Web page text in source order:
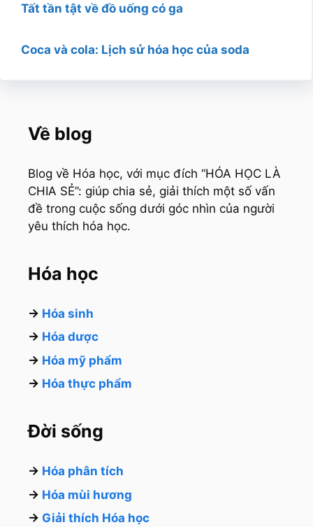
Tất tần tật về đồ uống có ga
Coca và cola: Lịch sử hóa học của soda
Về blog
Blog về Hóa học, với mục đích “HÓA HỌC LÀ
CHIA SẺ”: giúp chia sẻ, giải thích một số vấn
đề trong cuộc sống dưới góc nhìn của người
yêu thích hóa học.
Hóa học
→ Hóa sinh
→ Hóa dược
→ Hóa mỹ phẩm
→ Hóa thực phẩm
Đời sống
→ Hóa phân tích
→ Hóa mùi hương
→ Giải thích Hóa học